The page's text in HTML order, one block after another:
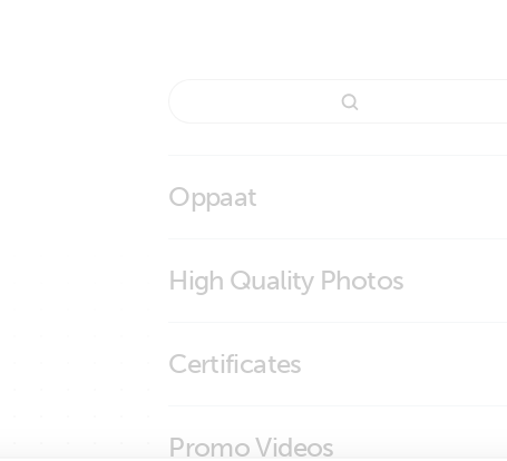
Oppaat
High Quality Photos
VE.Can to CAN-bus BMS type B
Certificates
Promo Videos